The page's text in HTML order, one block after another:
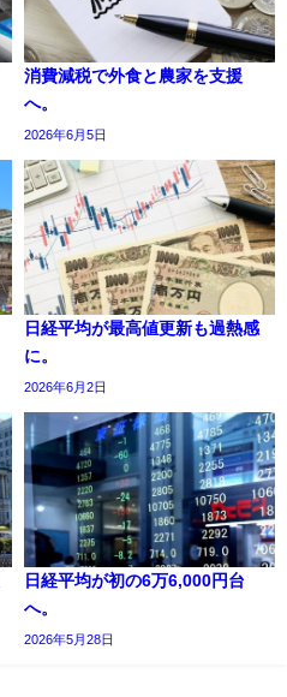
消費減税で外食と農家を支援
へ。
2026年6月5日
日経平均が最高値更新も過熱感
に。
2026年6月2日
日経平均が初の6万6,000円台
へ。
2026年5月28日